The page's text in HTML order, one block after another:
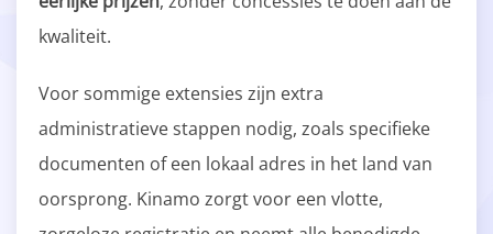
kwaliteit.
Voor sommige extensies zijn extra
administratieve stappen nodig, zoals specifieke
documenten of een lokaal adres in het land van
oorsprong. Kinamo zorgt voor een vlotte,